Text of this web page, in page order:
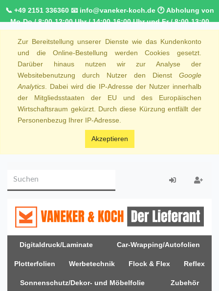
📞 +49 2151 336360 📧 info@vaneker-koch.de 🕐 Abholung von
Mo-Do / 8:00-12:00 Uhr / 14:00-16:00 Uhr und Fr / 8:00-13:00
NRW 🚛 Kostenfreie Lieferung ab 250€ Bestellwert
Zur Bereitstellung unserer Dienste wie das Kundenkonto
und die Online-Bestellung werden Cookies gesetzt.
Darüber hinaus nutzen wir zur Analyse der
Websitebenutzung durch Nutzer den Dienst Google
Analytics . Dabei wird die IP-Adresse der Nutzer innerhalb
der Mitgliedsstaaten der EU und des Europäischen
Wirtschaftsraum gekürzt. Durch diese Kürzung entfällt der
Personenbezug Ihrer IP-Adresse.
Akzeptieren
Digitaldruck/Laminate Car-Wrapping/Autofolien
Plotterfolien Werbetechnik Flock & Flex Reflex
Sonnenschutz/Dekor- und Möbelfolie Zubehör